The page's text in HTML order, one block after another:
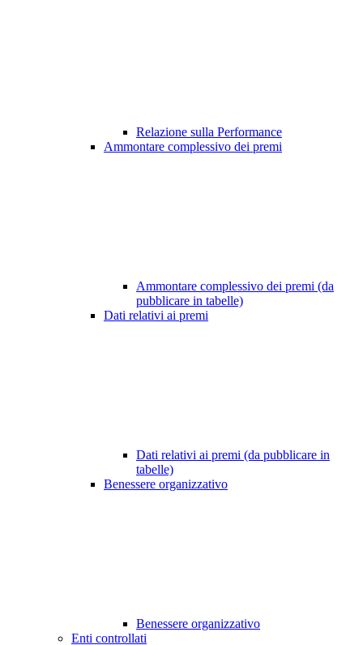
Relazione sulla Performance
Ammontare complessivo dei premi
Ammontare complessivo dei premi (da
pubblicare in tabelle)
Dati relativi ai premi
Dati relativi ai premi (da pubblicare in
tabelle)
Benessere organizzativo
Benessere organizzativo
Enti controllati